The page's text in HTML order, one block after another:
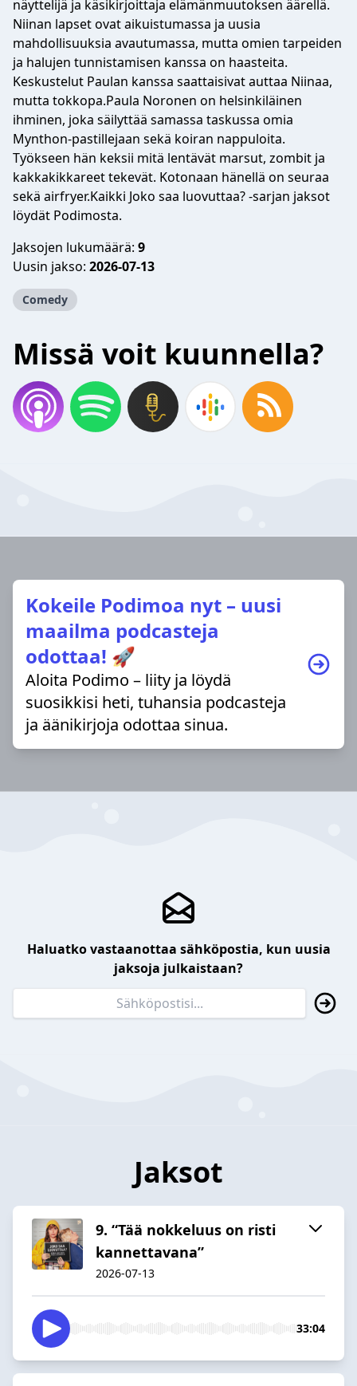
näyttelijä ja käsikirjoittaja elämänmuutoksen äärellä.
Niinan lapset ovat aikuistumassa ja uusia
mahdollisuuksia avautumassa, mutta omien tarpeiden
ja halujen tunnistamisen kanssa on haasteita.
Keskustelut Paulan kanssa saattaisivat auttaa Niinaa,
mutta tokkopa.Paula Noronen on helsinkiläinen
ihminen, joka säilyttää samassa taskussa omia
Mynthon-pastillejaan sekä koiran nappuloita.
Työkseen hän keksii mitä lentävät marsut, zombit ja
kakkakikkareet tekevät. Kotonaan hänellä on seuraa
sekä airfryer.Kaikki Joko saa luovuttaa? -sarjan jaksot
löydät Podimosta.
Jaksojen lukumäärä: 9
Uusin jakso: 2026-07-13
Comedy
Missä voit kuunnella?
Kokeile Podimoa nyt – uusi
maailma podcasteja
odottaa! 🚀
Aloita Podimo – liity ja löydä
suosikkisi heti, tuhansia podcasteja
ja äänikirjoja odottaa sinua.
Haluatko vastaanottaa sähköpostia, kun uusia
jaksoja julkaistaan?
Jaksot
9. “Tää nokkeluus on risti
kannettavana”
2026-07-13
33:04